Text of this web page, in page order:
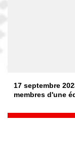
17 septembre
membres d'une